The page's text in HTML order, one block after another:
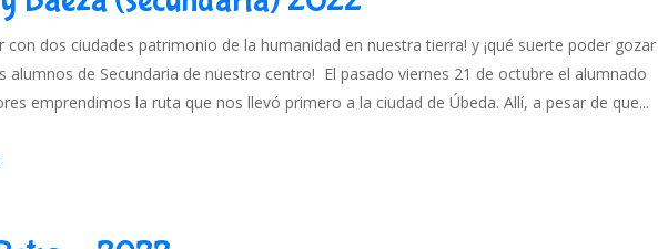
con dos ciudades patrimonio de la humanidad en nuestra tierra! y ¡qué suerte poder gozar
alumnos de Secundaria de nuestro centro! El pasado viernes 21 de octubre el alumnado
emprendimos la ruta que nos llevó primero a la ciudad de Úbeda. Allí, a pesar de que...